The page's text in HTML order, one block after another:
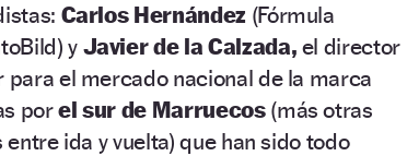
Carlos Hernández (Fórmula
yJavier de la Calzada, el director
el mercado nacional de la marca
porel sur de Marruecos(más otras
ida y vuelta) que han sido todo